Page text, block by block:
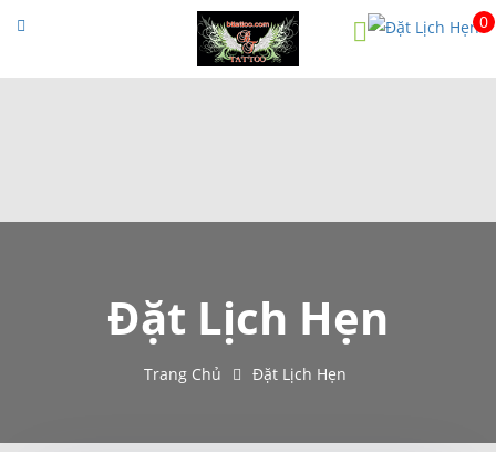
Menu
Trang chủ
Ý nghĩa hình xăm
0
Đặt Lịch Hẹn
Trang Chủ Đặt Lịch Hẹn